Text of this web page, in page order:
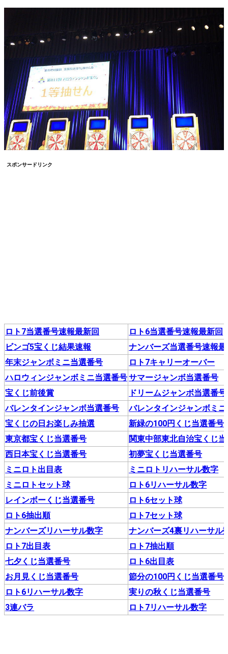
スポンサードリンク
ロト7当選番号速報最新回
ロト6当選番号速報最新回
ビンゴ5宝くじ結果速報
ナンバーズ当選番号速報
年末ジャンボミニ当選番号
ロト7キャリーオーバー
ハロウィンジャンボミニ当選番号サマージャンボ当選番号
宝くじ前後賞
ドリームジャンボ当選番号
バレンタインジャンボ当選番号
バレンタインジャンボミ
宝くじの日お楽しみ抽選
新緑の100円くじ当選番号
東京都宝くじ当選番号
関東中部東北自治宝くじ
西日本宝くじ当選番号
初夢宝くじ当選番号
ミニロト出目表
ミニロトリハーサル数字
ミニロトセット球
ロト6リハーサル数字
レインボーくじ当選番号
ロト6セット球
ロト6抽出順
ロト7セット球
ナンバーズリハーサル数字
ナンバーズ4裏リハーサル
ロト7出目表
ロト7抽出順
七夕くじ当選番号
ロト6出目表
お月見くじ当選番号
節分の100円くじ当選番号
ロト6リハーサル数字
実りの秋くじ当選番号
3連バラ
ロト7リハーサル数字